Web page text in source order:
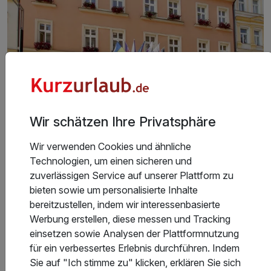
Alle Fotos ansehen
Das gemütliche, familiengeführte Hotel Palatin liegt im
Herzen des Karlsbader Kurgebiets, nur wenige Schritte
von den Heilquellen entfernt. Seine einzigartige Lage an
der Kurpromenade, neben der berühmten
Mühlenkolonnade, macht es ideal für diejenigen, die in
die Atmosphäre der Stadt eintauchen und die
wichtigsten Sehenswürdigkeiten erkunden möchten. Das
Hotel bietet Unterkunft in 17 Zimmern, einige mit Blick auf
die Kurpromenade. Die oberen Etagen sind mit dem
Wir schätzen Ihre Privatsphäre
Wir verwenden Cookies und ähnliche
Technologien, um einen sicheren und
zuverlässigen Service auf unserer Plattform zu
bieten sowie um personalisierte Inhalte
bereitzustellen, indem wir interessenbasierte
Werbung erstellen, diese messen und Tracking
einsetzen sowie Analysen der Plattformnutzung
für ein verbessertes Erlebnis durchführen. Indem
Sie auf "Ich stimme zu" klicken, erklären Sie sich